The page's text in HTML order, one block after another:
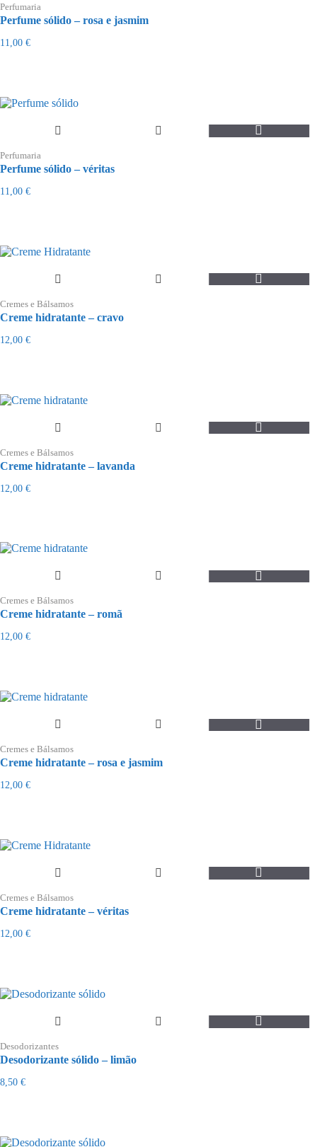
Perfumaria
Perfume sólido – rosa e jasmim
11,00 €
Perfumaria
Perfume sólido – véritas
11,00 €
Cremes e Bálsamos
Creme hidratante – cravo
12,00 €
Cremes e Bálsamos
Creme hidratante – lavanda
12,00 €
Cremes e Bálsamos
Creme hidratante – romã
12,00 €
Cremes e Bálsamos
Creme hidratante – rosa e jasmim
12,00 €
Cremes e Bálsamos
Creme hidratante – véritas
12,00 €
Desodorizantes
Desodorizante sólido – limão
8,50 €